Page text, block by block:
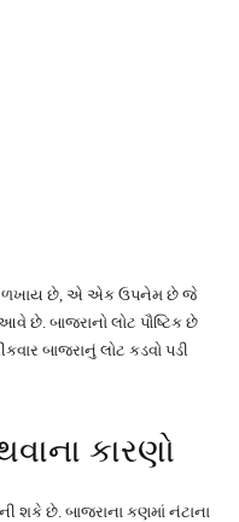
છે, એ એક ઉપનેમ છે જે
છે. બાજરાનો લોટ પૌષ્ટિક છે
બાજરાનું લોટ કડવો પડી
કારણો
શકે છે. બાજરાના કણમાં નંટાના